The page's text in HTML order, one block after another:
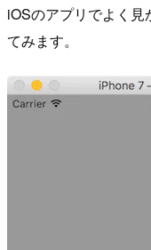
iOSのアプリでよく
てみます。